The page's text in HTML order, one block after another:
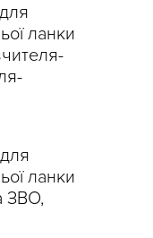
ланки
ланки
ЗВО,